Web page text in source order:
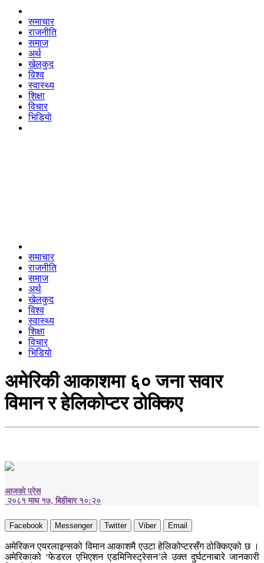
समाचार
राजनीति
समाज
अर्थ
खेलकुद
विश्व
स्वास्थ्य
शिक्षा
विचार
भिडियाे
समाचार
राजनीति
समाज
अर्थ
खेलकुद
विश्व
स्वास्थ्य
शिक्षा
विचार
भिडियाे
अमेरिकी आकाशमा ६० जना सवार
विमान र हेलिकोप्टर ठोक्किए
आजको प्रेस
२०८१ माघ १७, बिहीबार १०:२०
Facebook Messenger Twitter Viber Email
अमेरिकन एयरलाइन्सको विमान आकाशमै एउटा हेलिकोप्टरसँग ठोक्किएको छ ।
अमेरिकाको ‘फेडरल एभिएशन एडमिनिस्ट्रेसन’ले उक्त दुर्घटनाबारे जानकारी